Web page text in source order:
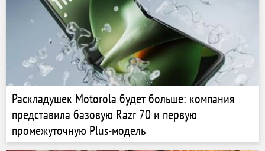
Раскладушек Motorola будет больше: компания
представила базовую Razr 70 и первую
промежуточную Plus-модель